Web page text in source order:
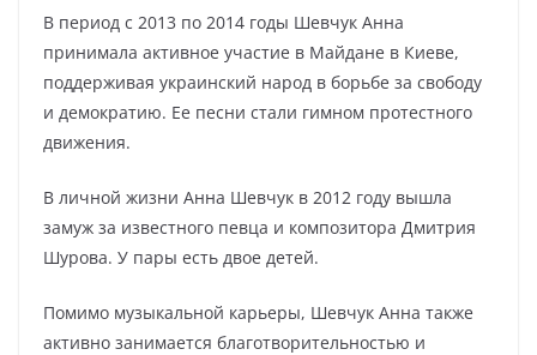
В период с 2013 по 2014 годы Шевчук Анна
принимала активное участие в Майдане в Киеве,
поддерживая украинский народ в борьбе за свободу
и демократию. Ее песни стали гимном протестного
движения.
В личной жизни Анна Шевчук в 2012 году вышла
замуж за известного певца и композитора Дмитрия
Шурова. У пары есть двое детей.
Помимо музыкальной карьеры, Шевчук Анна также
активно занимается благотворительностью и